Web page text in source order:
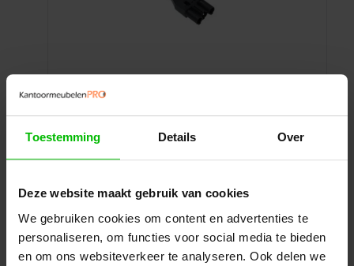
Toestemming Details Over
Deze website maakt gebruik van cookies
We gebruiken cookies om content en advertenties te
personaliseren, om functies voor social media te bieden
en om ons websiteverkeer te analyseren. Ook delen we
Doorkoppelsnoer 4 meter
het veilig en flexibel koppelen van stroom over
grotere afstanden.
Prijs per stuk €16,28
Ontvang een scherp voorstel op maat